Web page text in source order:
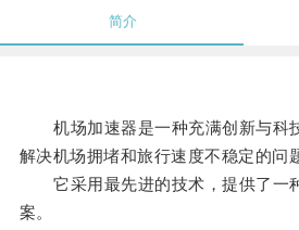
简介
机场加速器是一种充满创新与科
解决机场拥堵和旅行速度不稳定的问
它采用最先进的技术，提供了一
案。